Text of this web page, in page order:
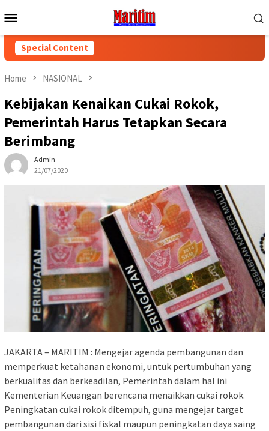
to
Menu
Special Content
Home NASIONAL
Kebijakan Kenaikan Cukai Rokok,
Pemerintah Harus Tetapkan Secara
Berimbang
Admin
21/07/2020
JAKARTA – MARITIM : Mengejar agenda pembangunan dan
memperkuat ketahanan ekonomi, untuk pertumbuhan yang
berkualitas dan berkeadilan, Pemerintah dalam hal ini
Kementerian Keuangan berencana menaikkan cukai rokok.
Peningkatan cukai rokok ditempuh, guna mengejar target
pembangunan dari sisi fiskal maupun peningkatan daya saing